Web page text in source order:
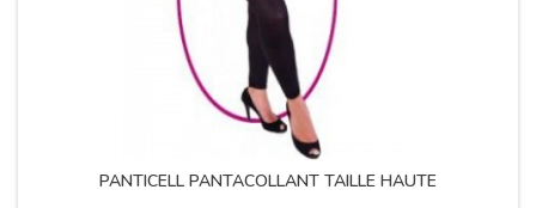
PANTICELL PANTACOLLANT TAILLE HAUTE